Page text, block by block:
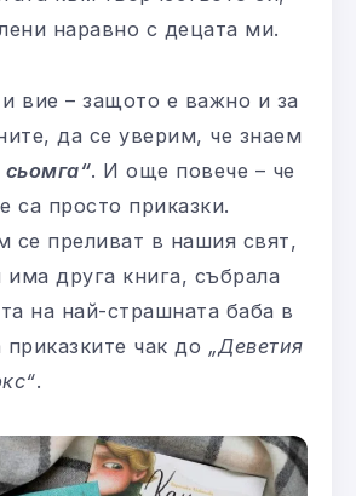
наравно с децата ми.
вие – защото е важно и за
да се уверим, че знаем
. И още повече – че
са просто приказки.
се преливат в нашия свят,
има друга книга, събрала
на най-страшната баба в
приказките чак до „Деветия
.